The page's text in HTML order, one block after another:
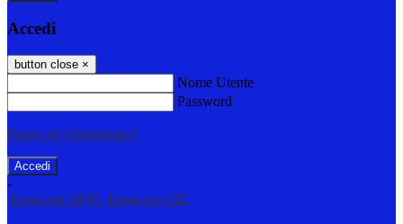
Accedi
button close ×
Nome Utente
Password
Password dimenticata?
-
Entra con SPID Entra con CIE